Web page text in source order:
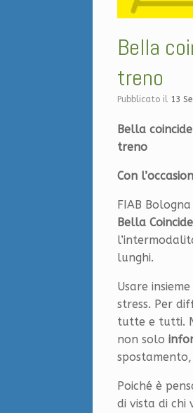
Bella
treno
Pubblicato il 13
Bella
treno
Con
FIAB
Bella
lunghi.
Usare
stress. Per
tutte e tutti.
non solo
Poiché è
di vista di chi